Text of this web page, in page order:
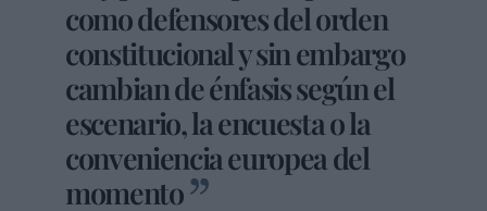
como defensores del orden
constitucional y sin embargo
cambian de énfasis según el
escenario, la encuesta o la
conveniencia europea del
momento